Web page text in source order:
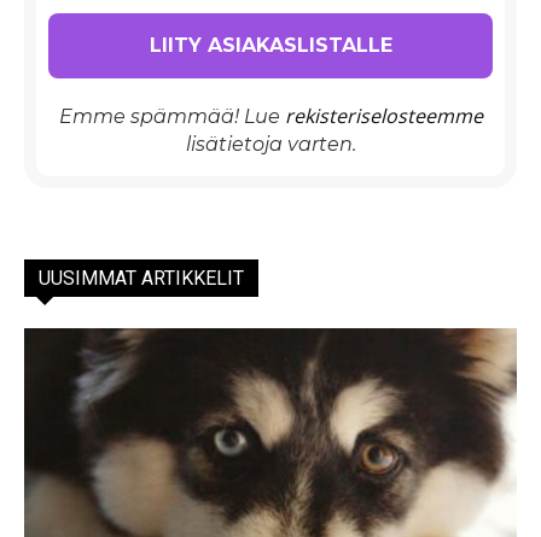
Emme spämmää! Lue rekisteriselosteemme
lisätietoja varten.
UUSIMMAT ARTIKKELIT